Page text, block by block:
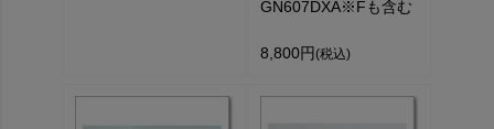
GN607DXA※Fも含む
8,800円 (税込)